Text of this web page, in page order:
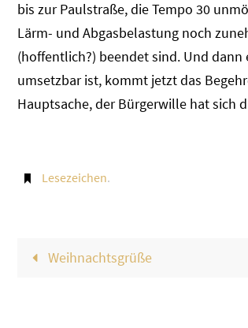
bis zur Paulstraße, die Tempo 30
Lärm- und Abgasbelastung noch
(hoffentlich?) beendet sind. Und
umsetzbar ist, kommt jetzt das
Hauptsache, der Bürgerwille hat sich
Lesezeichen.
Weihnachtsgrüße